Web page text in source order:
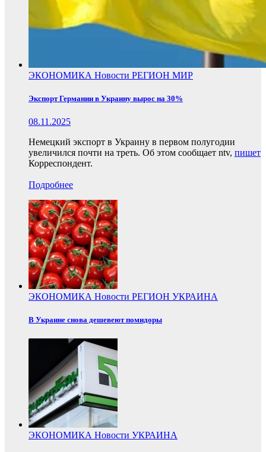
ЭКОНОМИКА Новости РЕГИОН МИР
Экспорт Германии в Украину вырос на 30%
08.11.2025
Немецкий экспорт в Украину в первом полугодии
увеличился почти на треть. Об этом сообщает ntv, пишет
Корреспондент.
Подробнее
ЭКОНОМИКА Новости РЕГИОН УКРАИНА
В Украине снова дешевеют помидоры
ЭКОНОМИКА Новости УКРАИНА